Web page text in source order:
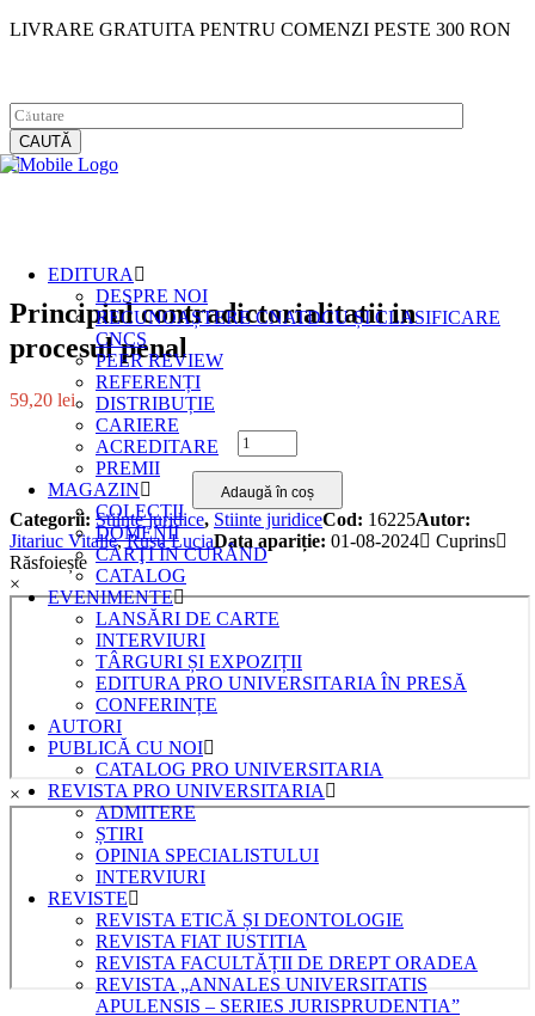
LIVRARE GRATUITA PENTRU COMENZI PESTE 300 RON
CAUTĂ
EDITURA
DESPRE NOI
RECUNOAȘTERE CNATDCU ȘI CLASIFICARE
CNCS
PEER REVIEW
REFERENȚI
DISTRIBUȚIE
CARIERE
ACREDITARE
PREMII
MAGAZIN
COLECȚII
DOMENII
CĂRŢI ÎN CURÂND
CATALOG
EVENIMENTE
LANSĂRI DE CARTE
INTERVIURI
TÂRGURI ȘI EXPOZIȚII
EDITURA PRO UNIVERSITARIA ÎN PRESĂ
CONFERINȚE
AUTORI
PUBLICĂ CU NOI
CATALOG PRO UNIVERSITARIA
REVISTA PRO UNIVERSITARIA
ADMITERE
ȘTIRI
OPINIA SPECIALISTULUI
INTERVIURI
REVISTE
REVISTA ETICĂ ȘI DEONTOLOGIE
REVISTA FIAT IUSTITIA
REVISTA FACULTĂȚII DE DREPT ORADEA
REVISTA „ANNALES UNIVERSITATIS
APULENSIS – SERIES JURISPRUDENTIA”
Principiul contradictorialitatii in
procesul penal
59,20 lei
Principiul
contradictorialitatii
in
procesul
penal
quantity
Adaugă în coș
Categorii: Stiinte juridice, Stiinte juridiceCod: 16225Autor:
Jitariuc Vitalie,Rusu LuciaData apariție: 01-08-2024
Cuprins
Răsfoiește
×
×